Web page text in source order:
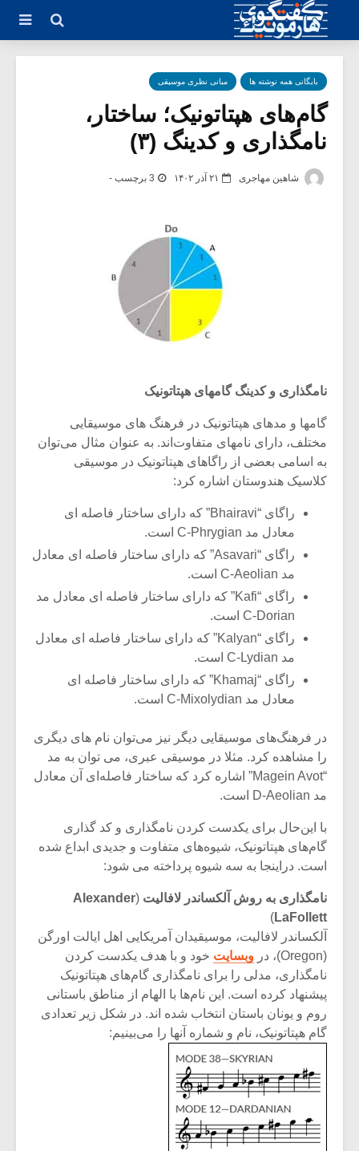
بایگانی همه نوشته ها مبانی نظری موسیقی
گام‌های هپتاتونیک؛ ساختار،
نامگذاری و کدینگ (۳)
شاهین مهاجری ۲۱ آذر ۱۴۰۲ 3 برچسب -
نامگذاری و کدینگ گامهای هپتاتونیک
گامها و مدهای هپتاتونیک در فرهنگ های موسیقایی
مختلف، دارای نامهای متفاوت‌اند. به عنوان مثال می‌توان
به اسامی بعضی از راگاهای هپتاتونیک در موسیقی
کلاسیک هندوستان اشاره کرد:
راگای “Bhairavi” که دارای ساختار فاصله ای
معادل مد C-Phrygian است.
راگای “Asavari” که دارای ساختار فاصله ای معادل
مد C-Aeolian است.
راگای “Kafi” که دارای ساختار فاصله ای معادل مد
C-Dorian است.
راگای “Kalyan” که دارای ساختار فاصله ای معادل
مد C-Lydian است.
راگای “Khamaj” که دارای ساختار فاصله ای
معادل مد C-Mixolydian است.
در فرهنگ‌های موسیقایی دیگر نیز می‌توان نام های دیگری
را مشاهده کرد. مثلا در موسیقی عبری، می توان به مد
“Magein Avot” اشاره کرد که ساختار فاصله‌ای آن معادل
مد D-Aeolian است.
با این‌حال برای یکدست کردن نامگذاری و کد گذاری
گام‌های هپتاتونیک، شیوه‌های متفاوت و جدیدی ابداع شده
است. دراینجا به سه شیوه پرداخته می شود:
نامگذاری به روش آلکساندر لافالیت (
Alexander
LaFollett
)
آلکساندر لافالیت، موسیقیدان آمریکایی اهل ایالت اورگن
(Oregon)، در
وبسایت خود و با هدف یکدست کردن
نامگذاری، مدلی را برای نامگذاری گام‌های هپتاتونیک
پیشنهاد کرده است. این نام‌ها با الهام از مناطق باستانی
روم و یونان باستان انتخاب شده اند. در شکل زیر تعدادی
گام هپتاتونیک، نام و شماره آنها را می‌بینیم:
میکلوش روژا
یادداشتی بر موسیقی
متن فیلم «متری
شیش و نیم»
اگر نمی توانی
مشهورترین باشی،